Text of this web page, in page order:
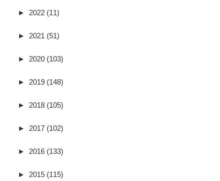
► 2022 (11)
► 2021 (51)
► 2020 (103)
► 2019 (148)
► 2018 (105)
► 2017 (102)
► 2016 (133)
► 2015 (115)